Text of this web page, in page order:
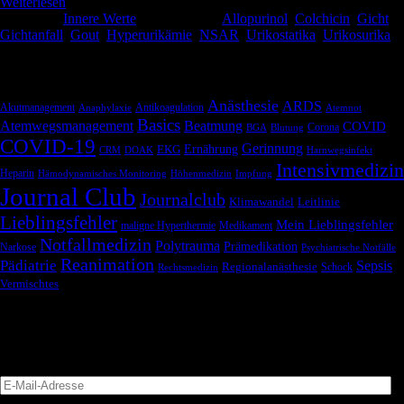
Innere Werte Allopurinol Colchicin Gicht
Gichtanfall Gout Hyperurikämie NSAR Urikostatika Urikosurika
Akutmanagement Anaphylaxie Antikoagulation Anästhesie ARDS Atemnot
Atemwegsmanagement Basics Beatmung BGA Blutung Corona COVID
COVID-19 CRM DOAK EKG Ernährung Gerinnung Harnwegsinfekt
Heparin Hämodynamisches Monitoring Höhenmedizin Impfung Intensivmedizin
Journal Club Journalclub Klimawandel Leitlinie
Lieblingsfehler maligne Hyperthermie Medikament Mein Lieblingsfehler
Narkose Notfallmedizin Polytrauma Prämedikation Psychiatrische Notfälle
Pädiatrie Reanimation Rechtsmedizin Regionalanästhesie Schock Sepsis
Vermischtes
E-
Mail-